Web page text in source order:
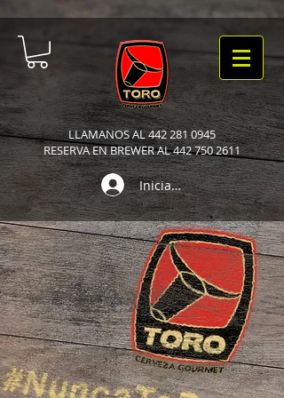
LLAMANOS AL442 281 0945
RESERVA EN BREWER AL 442 750 2611
Iniciar sesión